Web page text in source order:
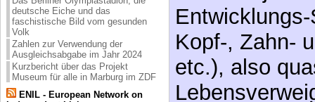
deutsche Eiche und das
faschistische Bild vom gesunden
Volk
Zahlen zur Verwendung der
Ausgleichsabgabe im Jahr 2024
Kurzbericht über das Projekt
Museum für alle in Marburg im ZDF
ENIL - European Network on
Kopf-, Zahn-
etc.), also
unglaublich,